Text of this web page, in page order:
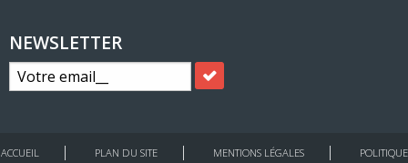
NEWSLETTER
ACCUEIL PLAN DU SITE MENTIONS LÉGALES
POLITIQUE